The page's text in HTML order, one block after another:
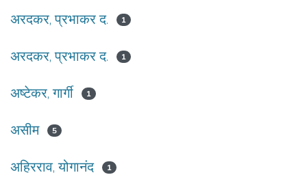
अरदकर, प्रभाकर द. 1
अरदकर, प्रभाकर द. 1
अष्टेकर, गार्गी 1
असीम 5
अहिरराव, योगानंद 1